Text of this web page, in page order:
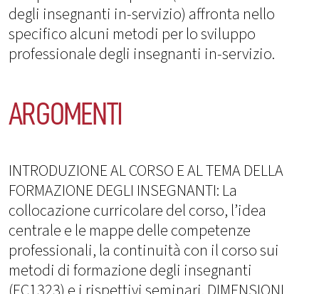
degli insegnanti in-servizio) affronta nello
specifico alcuni metodi per lo sviluppo
professionale degli insegnanti in-servizio.
ARGOMENTI
INTRODUZIONE AL CORSO E AL TEMA DELLA
FORMAZIONE DEGLI INSEGNANTI: La
collocazione curricolare del corso, l’idea
centrale e le mappe delle competenze
professionali, la continuità con il corso sui
metodi di formazione degli insegnanti